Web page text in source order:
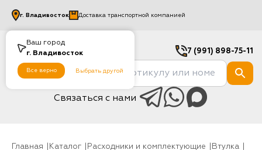
Ваш город
г. Владивосток
Все верно Выбрать другой
г. Владивосток Доставка транспортной компанией
7 (991) 898-75-11
Связаться с нами
Главная Каталог Расходники и комплектующие
Втулка